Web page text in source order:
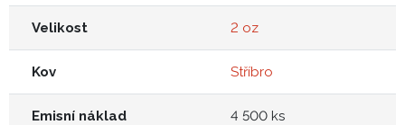
Velikost 2 oz
Kov Stříbro
Emisní náklad 4 500 ks